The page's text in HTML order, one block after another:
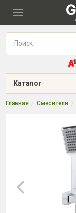
Toggle
Каталог
Главная Смесители